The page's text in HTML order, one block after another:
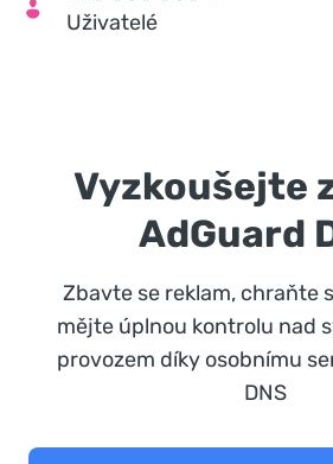
Uživatelé
Vyzkoušejte
AdGuard
Zbavte se reklam, chraňte
mějte úplnou kontrolu nad
provozem díky osobnímu
DNS